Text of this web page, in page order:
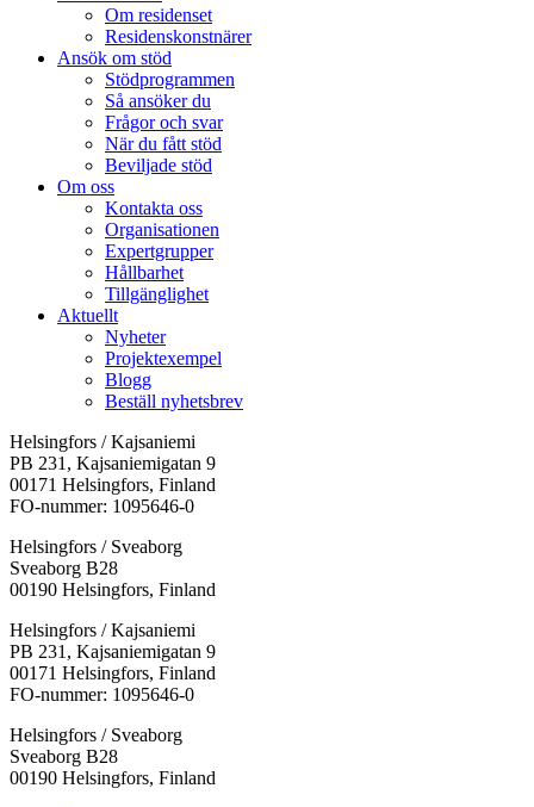
Om residenset
Residenskonstnärer
Ansök om stöd
Stödprogrammen
Så ansöker du
Frågor och svar
När du fått stöd
Beviljade stöd
Om oss
Kontakta oss
Organisationen
Expertgrupper
Hållbarhet
Tillgänglighet
Aktuellt
Nyheter
Projektexempel
Blogg
Beställ nyhetsbrev
Helsingfors / Kajsaniemi
PB 231, Kajsaniemigatan 9
00171 Helsingfors, Finland
FO-nummer: 1095646-0
Helsingfors / Sveaborg
Sveaborg B28
00190 Helsingfors, Finland
Facebook:
Öppnas
i
en
flik
Instagram:
Öppnas
i
en
flik
TikTok:
Öppnas
i
en
flik
Youtube:
Öppnas
i
en
flik
Vimeo:
Öppnas
i
en
flik
Helsingfors / Kajsaniemi
PB 231, Kajsaniemigatan 9
00171 Helsingfors, Finland
FO-nummer: 1095646-0
Helsingfors / Sveaborg
Sveaborg B28
00190 Helsingfors, Finland